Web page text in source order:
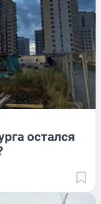
остался